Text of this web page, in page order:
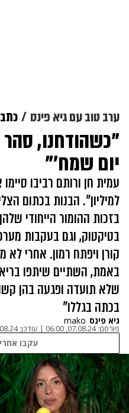
ערב טוב עם גיא פינס
"כשהודחנו,
יום שמח'"
עמית חן ורותם רביבו
למיליון". הבנות בכתום
בזכות ההומור הייחודי
בטיקטוק, וגם בעקבות
קורן ויפתח רמון. אחרי
באמת, השתיים שיתפו
שלא תועדה ופגעה בהן
בכתה בגללו"
גיא פינס mako
פורסם:07.08.24, 06:00
| עודכן:03:06
עקבו